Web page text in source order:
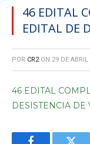
46 EDITAL
EDITAL DE
POR CR2 ON 29 DE
46 EDITAL
DESISTENCIA DE